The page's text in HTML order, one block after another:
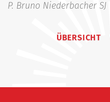
P. Bruno Niederbacher SJ
ÜBERSICHT